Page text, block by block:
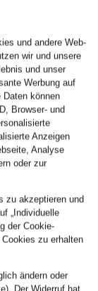
und andere Web-
wir und unsere
und unser
Werbung auf
Daten können
Browser- und
Anzeigen
Analyse
oder zur
zu akzeptieren und
„Individuelle
der Cookie-
zu erhalten
ändern oder
Der Widerruf hat